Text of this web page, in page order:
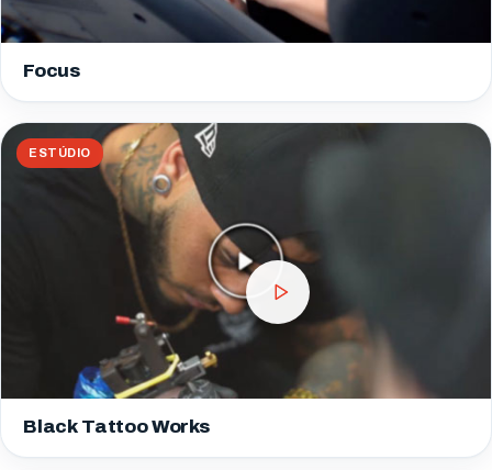
Focus
ESTÚDIO
Black Tattoo Works